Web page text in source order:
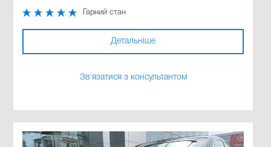
Гарний стан
Детальніше
Зв'язатися з консультантом